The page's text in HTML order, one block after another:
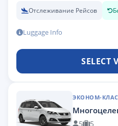
Отслеживание Рейсов
Luggage Info
SELECT
ЭКОНОМ-
5 5